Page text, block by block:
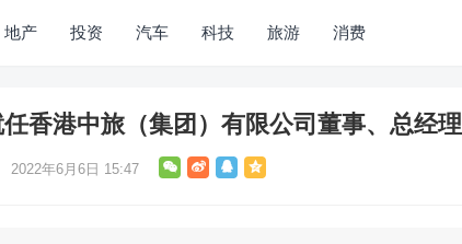
地产 投资 汽车 科技 旅游 消费
香港中旅（集团）有限公司董事、总经理
2022年6月6日 15:47